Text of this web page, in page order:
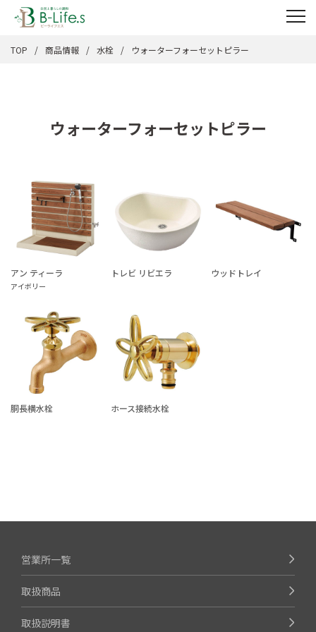
TOP 商品情報 水栓 ウォーターフォーセットピラー
ウォーターフォーセットピラー
アン ティーラ
アイボリー
トレビ リビエラ ウッドトレイ
胴長横水栓 ホース接続水栓
営業所一覧
取扱商品
取扱説明書